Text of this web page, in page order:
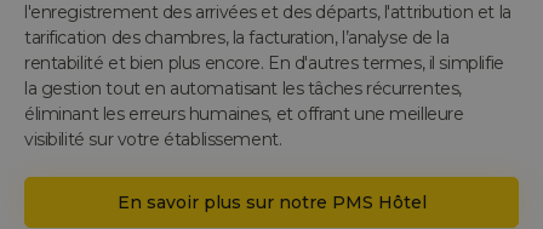
l'enregistrement des arrivées et des départs, l'attribution et la
tarification des chambres, la facturation, l’analyse de la
rentabilité et bien plus encore. En d'autres termes, il simplifie
la gestion tout en automatisant les tâches récurrentes,
éliminant les erreurs humaines, et offrant une meilleure
visibilité sur votre établissement.
En savoir plus sur notre PMS Hôtel